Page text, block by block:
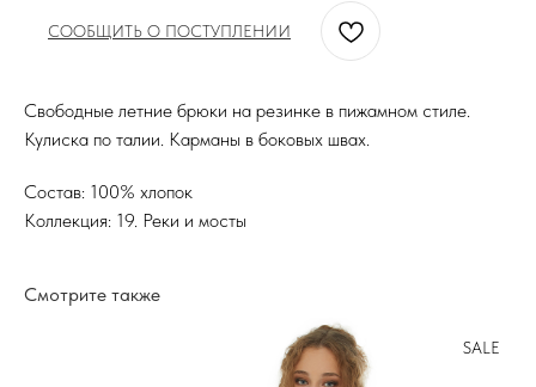
СООБЩИТЬ О ПОСТУПЛЕНИИ
Свободные летние брюки на резинке в пижамном стиле.
Кулиска по талии. Карманы в боковых швах.
Состав: 100% хлопок
Коллекция: 19. Реки и мосты
Смотрите также
SALE